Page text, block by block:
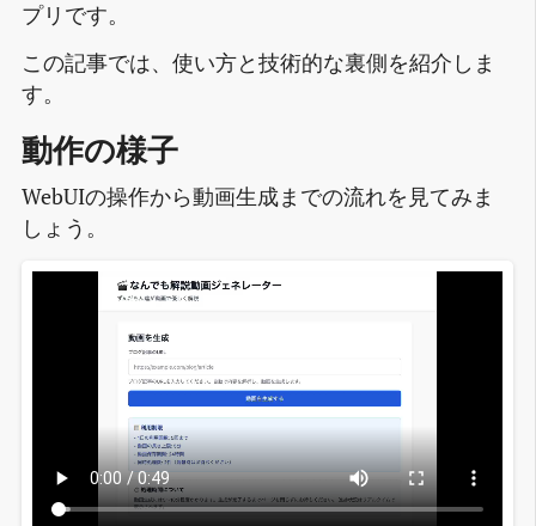
プリです。
この記事では、使い方と技術的な裏側を紹介しま
す。
動作の様子
WebUIの操作から動画生成までの流れを見てみま
しょう。